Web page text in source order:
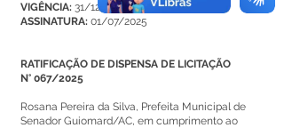
VIGÊNCIA: 31/12/2025
ASSINATURA: 01/07/2025
RATIFICAÇÃO DE DISPENSA DE LICITAÇÃO
N° 067/2025
Rosana Pereira da Silva, Prefeita Municipal de
Senador Guiomard/AC, em cumprimento ao